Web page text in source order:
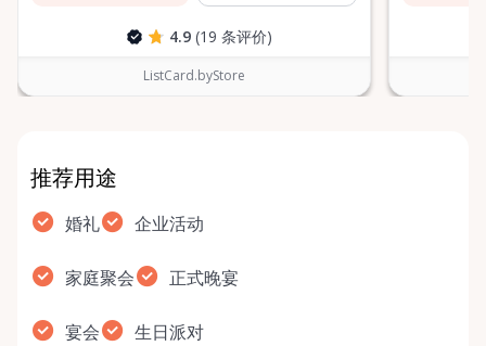
4.9 (19 条评价)
ListCard.byStore
推荐用途
婚礼 企业活动
家庭聚会 正式晚宴
宴会 生日派对